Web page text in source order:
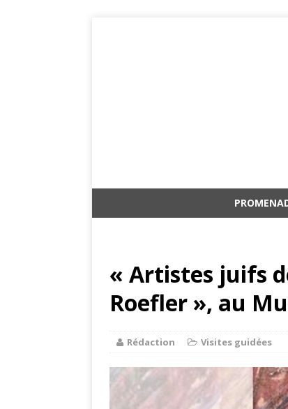
« Artistes juifs
Roefler », au
Rédaction Visites guidées